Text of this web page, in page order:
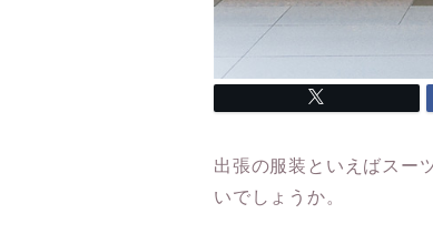
出張の服装といえばスー
いでしょうか。